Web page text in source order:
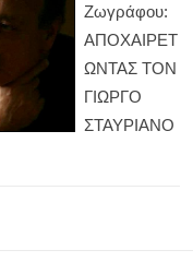
Ζωγράφου:
ΑΠΟΧΑΙΡΕΤ
ΩΝΤΑΣ ΤΟΝ
ΓΙΩΡΓΟ
ΣΤΑΥΡΙΑΝΟ